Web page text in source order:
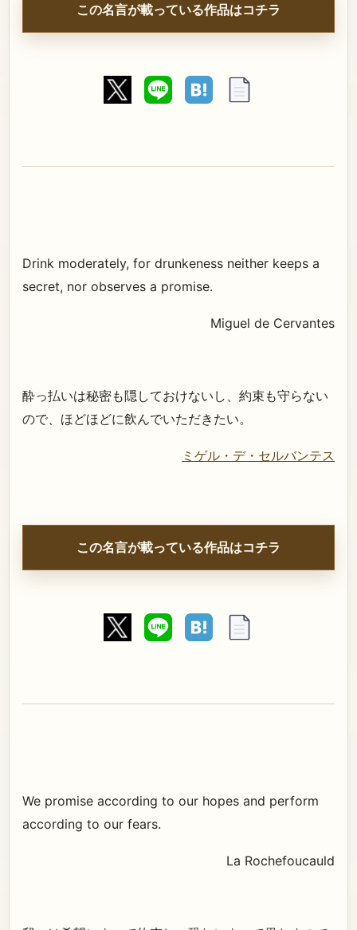
この名言が載っている作品はコチラ
Drink moderately, for drunkeness neither keeps a
secret, nor observes a promise.
Miguel de Cervantes
酔っ払いは秘密も隠しておけないし、約束も守らない
ので、ほどほどに飲んでいただきたい。
ミゲル・デ・セルバンテス
この名言が載っている作品はコチラ
We promise according to our hopes and perform
according to our fears.
La Rochefoucauld